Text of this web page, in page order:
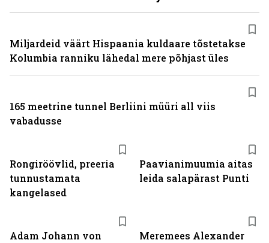
Rongiröövlid, preeria
tunnustamata
kangelased
Paavianimuumia aitas
leida salapärast Punti
Adam Johann von
Meremees Alexander
Miljardeid väärt Hispaania kuldaare tõstetakse
Kolumbia ranniku lähedal mere põhjast üles
165 meetrine tunnel Berliini müüri all viis
vabadusse